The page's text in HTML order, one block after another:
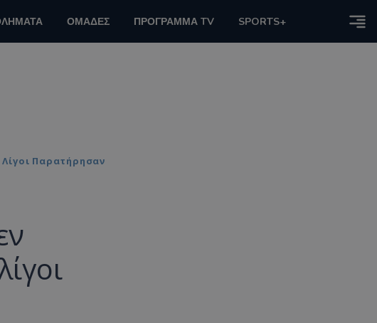
ΟΜΑΔΕΣ ΠΡΟΓΡΑΜΜΑ TV SPORTS+
Παρατήρησαν